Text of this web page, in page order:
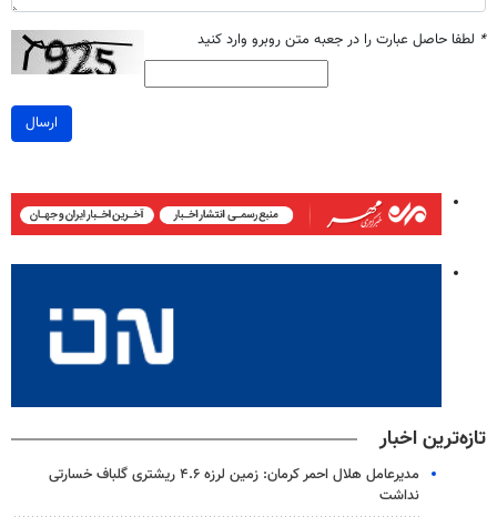
* لطفا حاصل عبارت را در جعبه متن روبرو وارد کنید
ارسال
تازه‌ترین اخبار
مدیرعامل هلال احمر کرمان: زمین لرزه ۴.۶ ریشتری گلباف خسارتی
نداشت